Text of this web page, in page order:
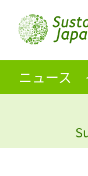
ニュース